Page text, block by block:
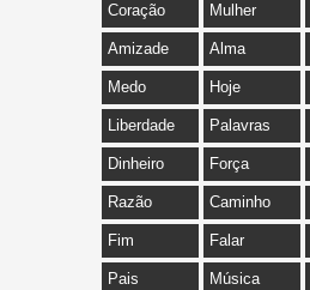
Coração Mulher
Amizade Alma
Medo Hoje
Liberdade Palavras
Dinheiro Força
Razão Caminho
Fim Falar
Pais Música